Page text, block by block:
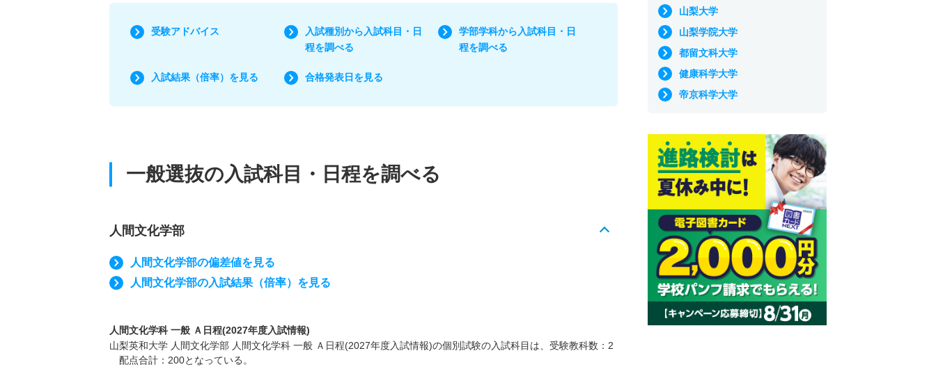
受験アドバイス
入試種別から入試科目・日
程を調べる
学部学科から入試科目・日
程を調べる
入試結果（倍率）を見る 合格発表日を見る
一般選抜の入試科目・日程を調べる
人間文化学部
人間文化学部の偏差値を見る
人間文化学部の入試結果（倍率）を見る
人間文化学科 一般 Ａ日程(2027年度入試情報)
山梨英和大学 人間文化学部 人間文化学科 一般 Ａ日程(2027年度入試情報)の個別試験の入試科目は、受験教科数：2
配点合計：200となっている。
山梨大学
山梨学院大学
都留文科大学
健康科学大学
帝京科学大学